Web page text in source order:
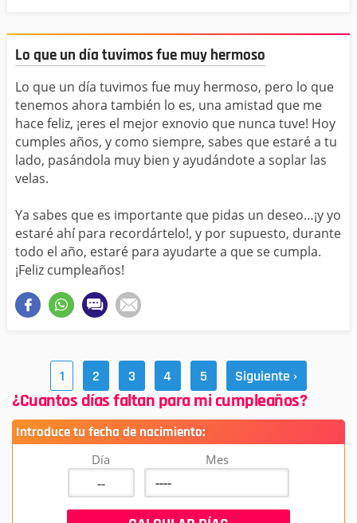
Lo que un día tuvimos fue muy hermoso
Lo que un día tuvimos fue muy hermoso, pero lo que
tenemos ahora también lo es, una amistad que me
hace feliz, ¡eres el mejor exnovio que nunca tuve! Hoy
cumples años, y como siempre, sabes que estaré a tu
lado, pasándola muy bien y ayudándote a soplar las
velas.
Ya sabes que es importante que pidas un deseo…¡y yo
estaré ahí para recordártelo!, y por supuesto, durante
todo el año, estaré para ayudarte a que se cumpla.
¡Feliz cumpleaños!
1 2 3 4 5 Siguiente ›
¿Cuantos días faltan para mi cumpleaños?
Introduce tu fecha de nacimiento:
Día Mes